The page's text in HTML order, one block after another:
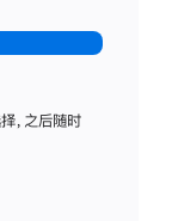
，之后随时